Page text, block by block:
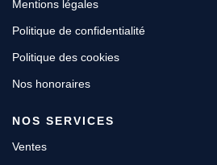
Mentions légales
Politique de confidentialité
Politique des cookies
Nos honoraires
NOS SERVICES
Ventes